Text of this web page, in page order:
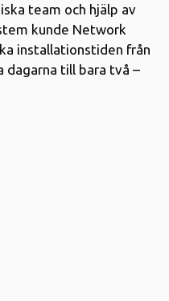
team och hjälp av
kunde Network
installationstiden från
dagarna till bara två –